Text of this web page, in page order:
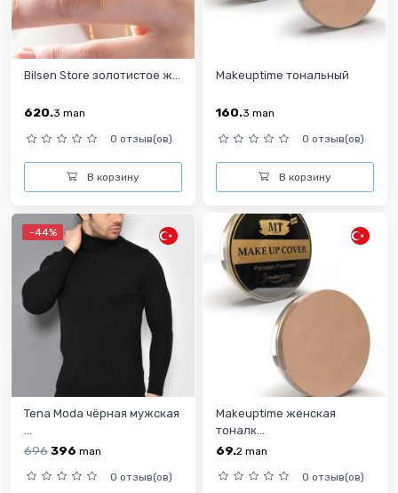
Bilsen Store золотистое ж...
620.3 man
0 отзыв(ов)
В корзину
Makeuptime тональный
160.3 man
0 отзыв(ов)
В корзину
-44%
Tena Moda чёрная мужская
696396 man
0 отзыв(ов)
Makeuptime женская
тоналк...
69.2 man
0 отзыв(ов)